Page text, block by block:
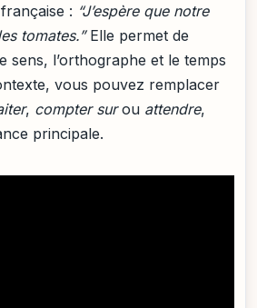
: “J’espère que notre
tomates.”Elle permet de
sens, l’orthographe et le temps
vous pouvez remplacer
, compter surou attendre,
principale.